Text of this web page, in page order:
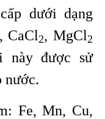
dưới dạng
, CaCl2, MgCl2
này được sử
nước.
Fe, Mn, Cu,